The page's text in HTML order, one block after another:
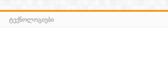
ტექნოლოგიები